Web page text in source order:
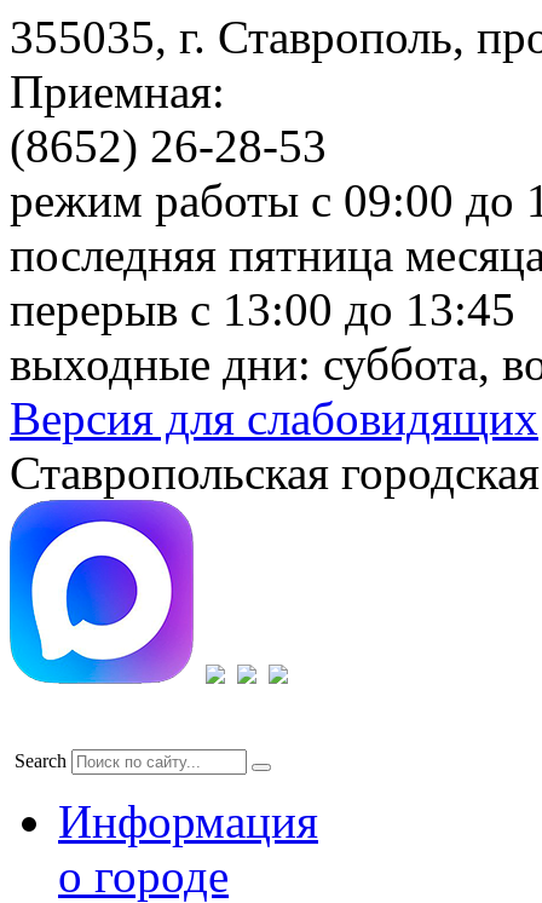
355035, г. Ставрополь,
Приемная:
(8652) 26-28-53
режим работы с 09:00 до
последняя пятница
перерыв с 13:00 до 13:45
выходные дни: суббота,
Версия для слабовидящих
Ставропольская
Search
Информация
о городе